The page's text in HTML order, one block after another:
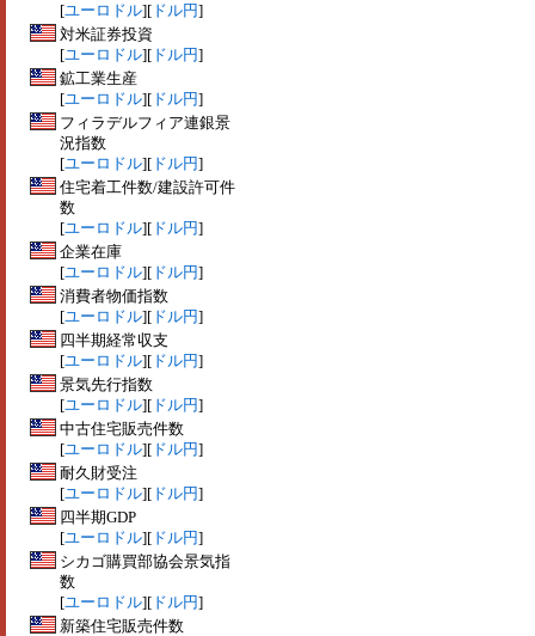
[ユーロドル][ ドル円]
対米証券投資
[ユーロドル][ ドル円]
鉱工業生産
[ユーロドル][ ドル円]
フィラデルフィア連銀景
況指数
[ユーロドル][ ドル円]
住宅着工件数/建設許可件
数
[ユーロドル][ ドル円]
企業在庫
[ユーロドル][ ドル円]
消費者物価指数
[ユーロドル][ ドル円]
四半期経常収支
[ユーロドル][ ドル円]
景気先行指数
[ユーロドル][ ドル円]
中古住宅販売件数
[ユーロドル][ ドル円]
耐久財受注
[ユーロドル][ ドル円]
四半期GDP
[ユーロドル][ ドル円]
シカゴ購買部協会景気指
数
[ユーロドル][ ドル円]
新築住宅販売件数